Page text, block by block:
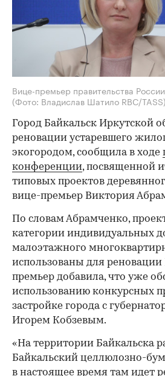
Вице-премьер правительства
(Фото: Владислав Шатило RBC/TASS)
Город Байкальск Иркутской
реновации устаревшего
экогородом, сообщила в ходе
конференции, посвященной
типовых проектов
вице-премьер Виктория
По словам Абрамченко,
категории индивидуальных
малоэтажного
использованы для реновации
премьер добавила, что уже
использованию конкурсных
застройке города с
Игорем Кобзевым.
«На территории Байкальска
Байкальский целлюлозно-
в настоящее время там идет